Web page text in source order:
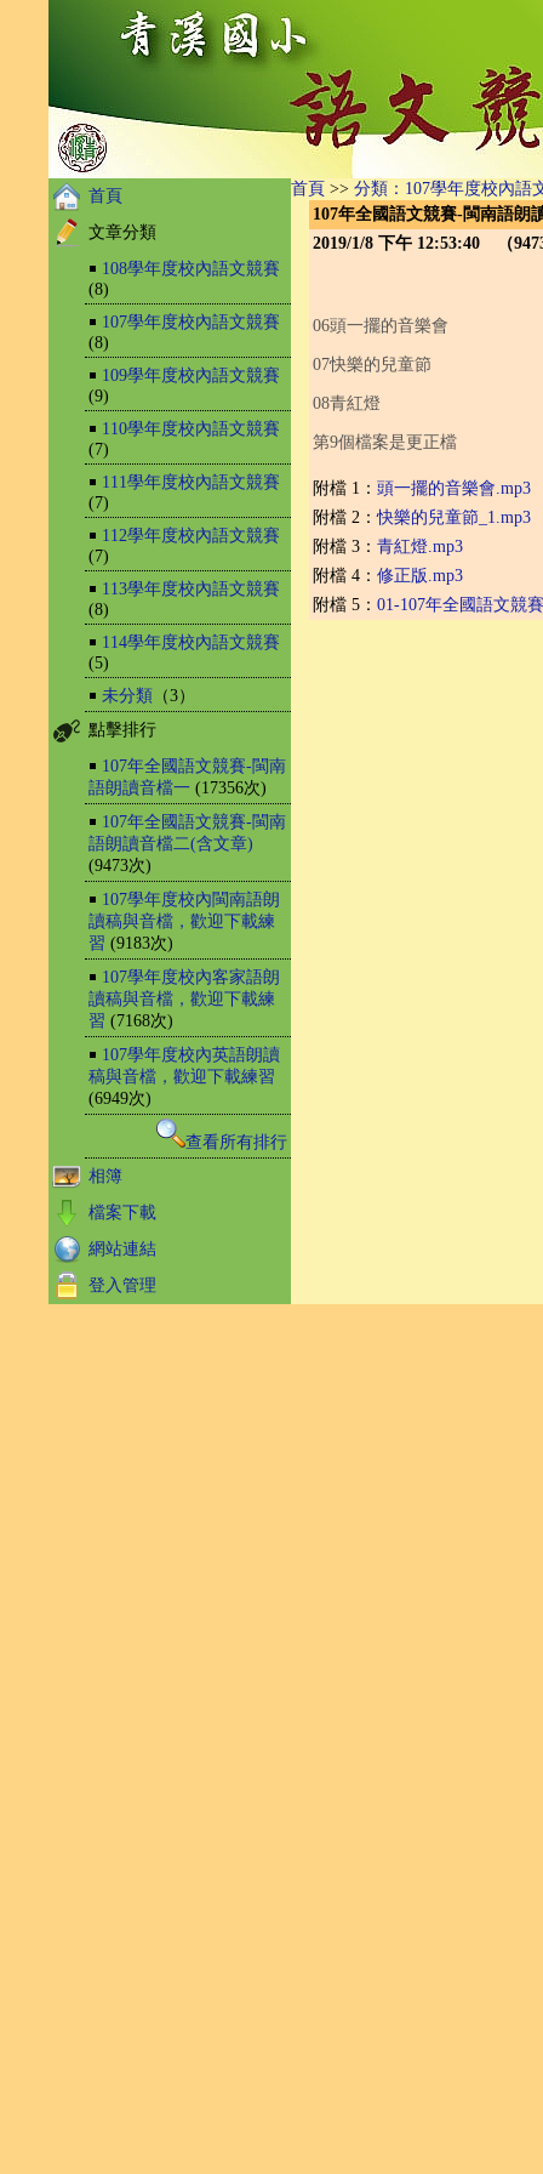
首頁
文章分類
￭ 108學年度校內語文競賽
(8)
￭ 107學年度校內語文競賽
(8)
￭ 109學年度校內語文競賽
(9)
￭ 110學年度校內語文競賽
(7)
￭ 111學年度校內語文競賽
(7)
￭ 112學年度校內語文競賽
(7)
￭ 113學年度校內語文競賽
(8)
￭ 114學年度校內語文競賽
(5)
￭ 未分類 （3）
點擊排行
￭ 107年全國語文競賽-閩南
語朗讀音檔一 (17356次)
￭ 107年全國語文競賽-閩南
語朗讀音檔二(含文章)
(9473次)
￭ 107學年度校內閩南語朗
讀稿與音檔，歡迎下載練
習 (9183次)
￭ 107學年度校內客家語朗
讀稿與音檔，歡迎下載練
習 (7168次)
￭ 107學年度校內英語朗讀
稿與音檔，歡迎下載練習
(6949次)
查看所有排行
相簿
檔案下載
網站連結
登入管理
首頁 >> 分類：107學年度校內語
107年全國語文競賽-閩南語朗
2019/1/8 下午 12:53:40 （
06頭一擺的音樂會
07快樂的兒童節
08青紅燈
第9個檔案是更正檔
附檔 1： 頭一擺的音樂會.mp3
附檔 2：快樂的兒童節_1.mp3
附檔 3： 青紅燈.mp3
附檔 4： 修正版.mp3
附檔 5： 01-107年全國語文競